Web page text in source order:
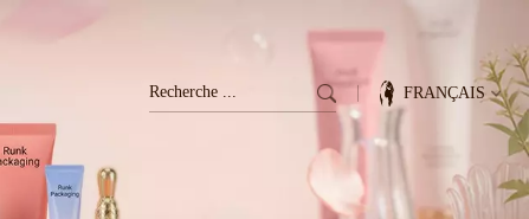
FRANÇAIS
English